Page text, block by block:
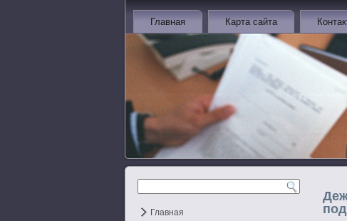
Главная Карта сайта
Главная